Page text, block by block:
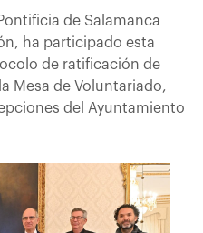
de Salamanca
ha participado esta
de ratificación de
Mesa de Voluntariado,
del Ayuntamiento